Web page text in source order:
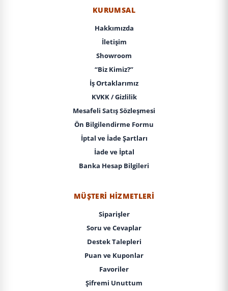
KURUMSAL
Hakkımızda
İletişim
Showroom
“Biz Kimiz?”
İş Ortaklarımız
KVKK / Gizlilik
Mesafeli Satış Sözleşmesi
Ön Bilgilendirme Formu
İptal ve İade Şartları
İade ve İptal
Banka Hesap Bilgileri
MÜŞTERI HIZMETLERI
Siparişler
Soru ve Cevaplar
Destek Talepleri
Puan ve Kuponlar
Favoriler
Şifremi Unuttum